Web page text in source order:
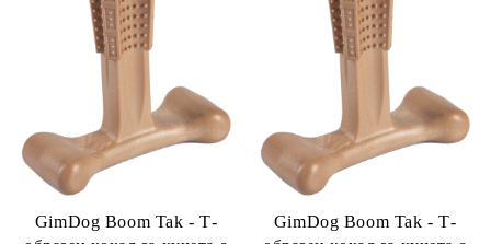
GimDog Boom Tak - Т-
GimDog Boom Tak - Т-